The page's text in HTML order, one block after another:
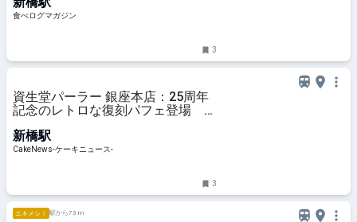
食べログマガジン
3
資生堂パーラー 銀座本店：25周年
記念のレトロな復刻パフェ登場 旬
定メニューも展開へ
新橋駅
CakeNews-ケーキニュース-
3
エキメシ！ 駅から73 m